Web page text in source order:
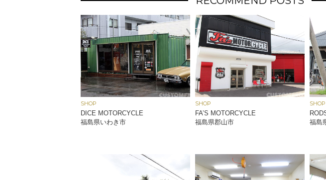
SHOP
DICE MOTORCYCLE
福島県いわき市
SHOP
FA’S MOTORCYCLE
福島県郡山市
SHOP
福島